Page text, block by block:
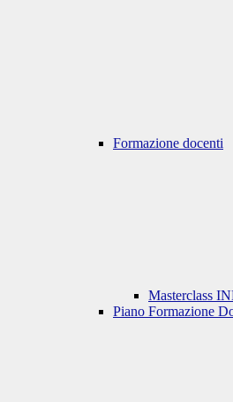
Formazione docenti
Masterclass
Piano Formazione